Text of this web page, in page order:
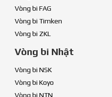
Vòng bi FAG
Vòng bi Timken
Vòng bi ZKL
Vòng bi Nhật
Vòng bi NSK
Vòng bi Koyo
Vòng bi NTN